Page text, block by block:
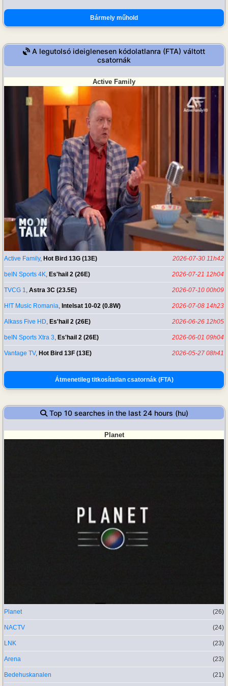
Bármely műhold
A legutolsó ideiglenesen kódolatlanra (FTA) váltott
csatornák
Active Family
Active Family, Hot Bird 13G (13E) 2026-07-30 11h42
beIN Sports 4K Es'hail 2 (26E) 2026-07-21 12h04
TVCG 1 Astra 3C (23.5E) 2026-07-10 00h09
H!T Music Romania Intelsat 10-02 (0.8W) 2026-07-08 14h23
Alkass Five HD Es'hail 2 (26E) 2026-06-26 12h05
beIN Sports Xtra 3 Es'hail 2 (26E) 2026-06-01 09h04
Vantage TV, Hot Bird 13F (13E) 2026-05-27 08h41
Átmenetileg titkosítatlan csatornák (FTA)
Top 10 searches in the last 24 hours (hu)
Planet
Planet (26)
NACTV (24)
LNK (23)
Arena (23)
Bedehuskanalen (21)